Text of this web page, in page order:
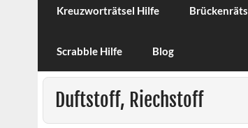
Kreuzworträtsel Hilfe
Scrabble Hilfe Blog
Duftstoff, Riechstoff